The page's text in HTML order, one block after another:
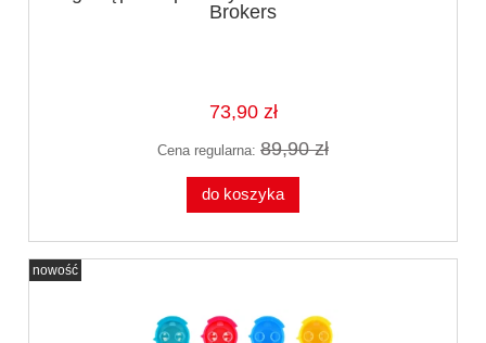
Brokers
73,90 zł
Cena regularna: 89,90 zł
do koszyka
nowość